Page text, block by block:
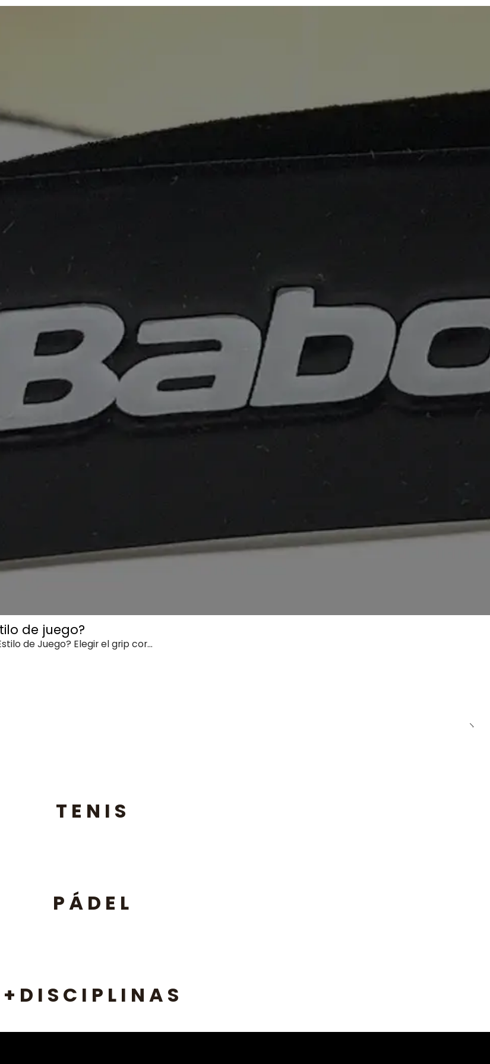
de juego?
de Juego? Elegir el grip cor...
T E N I S
P Á D E L
+ D I S C I P L I N A S